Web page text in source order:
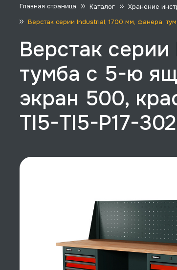
Главная страница Каталог Хранение
Верстак серии Industrial, 1700 мм, фанера,
Верстак
тумба с 5-ю
экран 500,
TI5-TI5-P17-